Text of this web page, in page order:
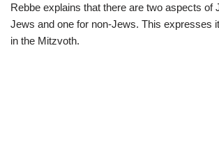
Rebbe explains that there are two aspects of
Jews and one for non-Jews. This expresses
in the Mitzvoth.